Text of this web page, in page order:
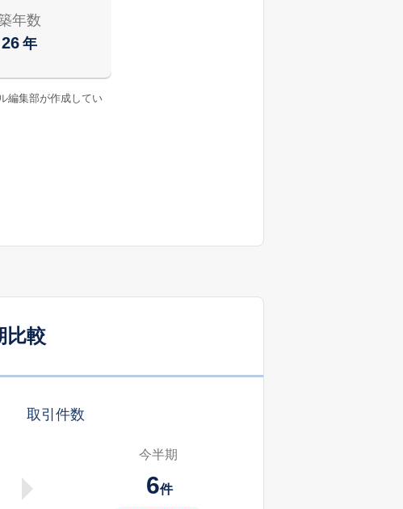
年数
26 年
編集部が作成してい
比較
取引件数
今半期
6件